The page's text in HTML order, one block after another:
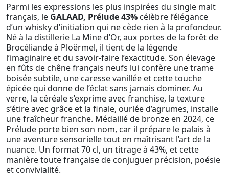
Parmi les expressions les plus inspirées du single malt
français, le GALAAD, Prélude 43% célèbre l’élégance
d’un whisky d’initiation qui ne cède rien à la profondeur.
Né à la distillerie La Mine d’Or, aux portes de la forêt de
Brocéliande à Ploërmel, il tient de la légende
l’imaginaire et du savoir-faire l’exactitude. Son élevage
en fûts de chêne français neufs lui confère une trame
boisée subtile, une caresse vanillée et cette touche
épicée qui donne de l’éclat sans jamais dominer. Au
verre, la céréale s’exprime avec franchise, la texture
s’étire avec grâce et la finale, ourlée d’agrumes, installe
une fraîcheur franche. Médaillé de bronze en 2024, ce
Prélude porte bien son nom, car il prépare le palais à
une aventure sensorielle tout en maîtrisant l’art de la
nuance. Un format 70 cl, un titrage à 43%, et cette
manière toute française de conjuguer précision, poésie
et convivialité.